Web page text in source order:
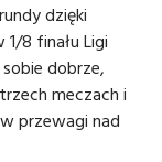
dzięki
8 finału Ligi
dobrze,
meczach i
przewagi nad